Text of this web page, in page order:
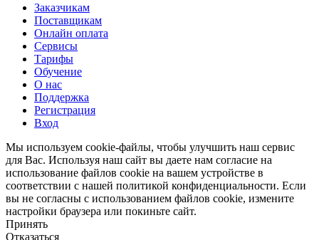
Close
Menu
Заказчикам
Поставщикам
Онлайн оплата
Сервисы
Тарифы
Обучение
О нас
Поддержка
Регистрация
Вход
Мы используем cookie-файлы, чтобы улучшить наш сервис
для Вас. Используя наш сайт вы даете нам согласие на
использование файлов cookie на вашем устройстве в
соответствии с нашей политикой конфиденциальности. Если
вы не согласны с использованием файлов cookie, измените
настройки браузера или покиньте сайт.
Принять
Отказаться